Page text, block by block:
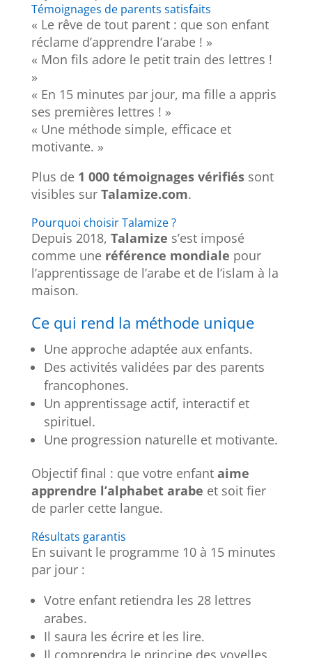
Témoignages de parents satisfaits
« Le rêve de tout parent : que son enfant
réclame d’apprendre l’arabe ! »
« Mon fils adore le petit train des lettres !
»
« En 15 minutes par jour, ma fille a appris
ses premières lettres ! »
« Une méthode simple, efficace et
motivante. »
Plus de 1 000 témoignages vérifiéssont
visibles sur Talamize.com.
Pourquoi choisir Talamize ?
Depuis 2018, Talamize s’est imposé
comme une référence mondiale pour
l’apprentissage de l’arabe et de l’islam à la
maison.
Ce qui rend la méthode unique
Une approche adaptée aux enfants.
Des activités validées par des parents
francophones.
Un apprentissage actif, interactif et
spirituel.
Une progression naturelle et motivante.
Objectif final : que votre enfant aime
apprendre l’alphabet arabe et soit fier
de parler cette langue.
Résultats garantis
En suivant le programme 10 à 15 minutes
par jour :
Votre enfant retiendra les 28 lettres
arabes.
Il saura les écrire et les lire.